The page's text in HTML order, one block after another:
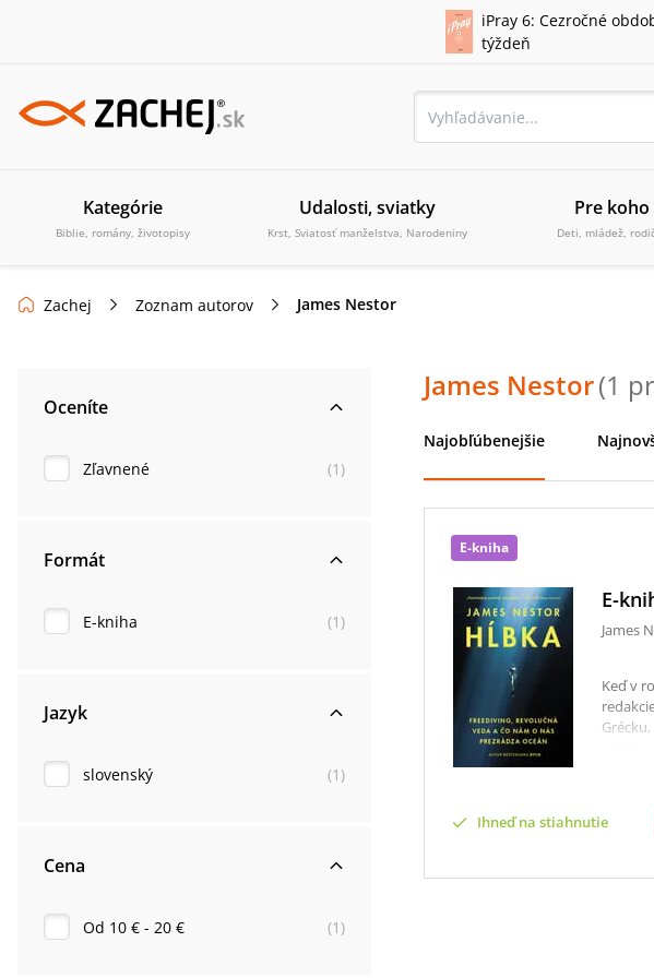
iPray 6: Cezročné
týždeň
Kategórie
Biblie, romány, životopisy
Udalosti, sviatky
Krst, Sviatosť manželstva, Narodeniny
Pre koho
Deti, mládež,
Zachej Zoznam autorov James Nestor
Oceníte
Zľavnené (1 )
Formát
E-kniha (1 )
Jazyk
slovenský (1 )
Cena
Od 10 € - 20 € (1 )
James Nestor(1
Najobľúbenejšie
E-kniha
E-
James
Keď v
Stal
Ihneď na stiahnutie